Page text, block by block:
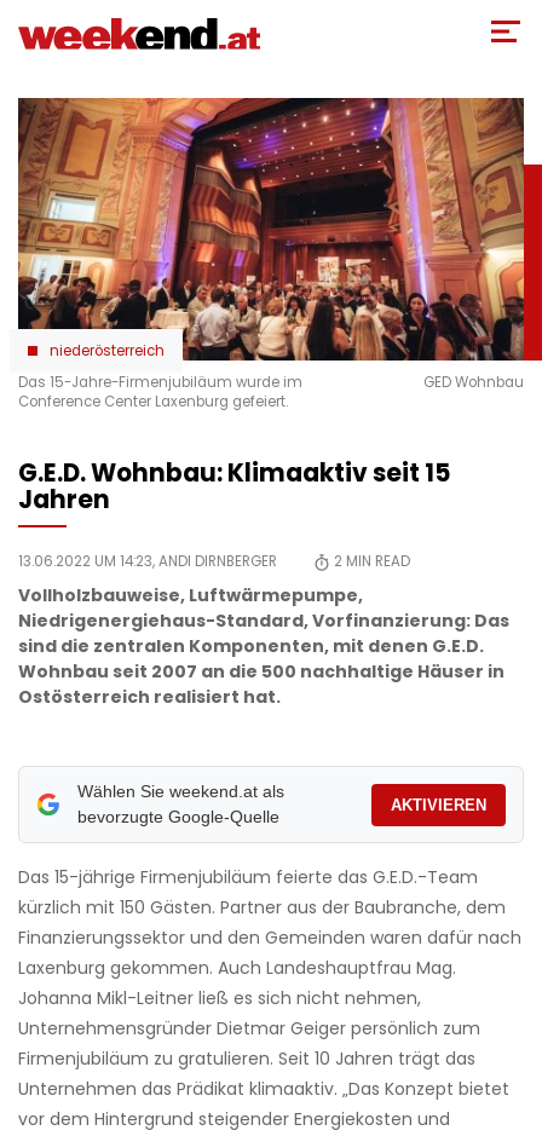
zum
niederösterreich
Das 15-Jahre-Firmenjubiläum wurde im
Conference Center Laxenburg gefeiert.
GED Wohnbau
G.E.D. Wohnbau: Klimaaktiv seit 15
Jahren
13.06.2022 UM 14:23,ANDI DIRNBERGER 2 MIN READ
Vollholzbauweise, Luftwärmepumpe,
Niedrigenergiehaus-Standard, Vorfinanzierung: Das
sind die zentralen Komponenten, mit denen G.E.D.
Wohnbau seit 2007 an die 500 nachhaltige Häuser in
Ostösterreich realisiert hat.
Wählen Sie weekend.at als
bevorzugte Google-Quelle
AKTIVIEREN
Das 15-jährige Firmenjubiläum feierte das G.E.D.-Team
kürzlich mit 150 Gästen. Partner aus der Baubranche, dem
Finanzierungssektor und den Gemeinden waren dafür nach
Laxenburg gekommen. Auch Landeshauptfrau Mag.
Johanna Mikl-Leitner ließ es sich nicht nehmen,
Unternehmensgründer Dietmar Geiger persönlich zum
Firmenjubiläum zu gratulieren. Seit 10 Jahren trägt das
Unternehmen das Prädikat klimaaktiv. „Das Konzept bietet
vor dem Hintergrund steigender Energiekosten und